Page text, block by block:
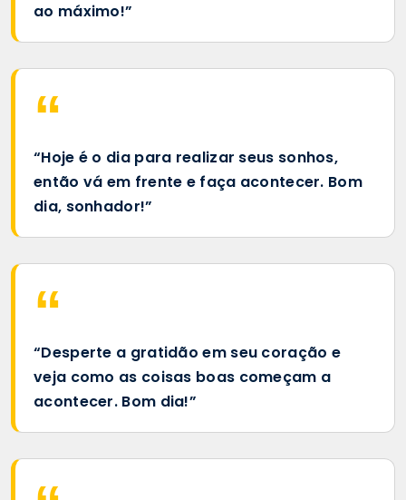
ao máximo!”
“Hoje é o dia para realizar seus sonhos,
então vá em frente e faça acontecer. Bom
dia, sonhador!”
“Desperte a gratidão em seu coração e
veja como as coisas boas começam a
acontecer. Bom dia!”